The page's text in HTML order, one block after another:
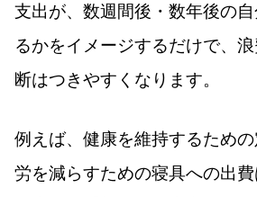
支出が、数週間後・数年後の
るかをイメージするだけで、
断はつきやすくなります。
例えば、健康を維持するため
労を減らすための寝具への出